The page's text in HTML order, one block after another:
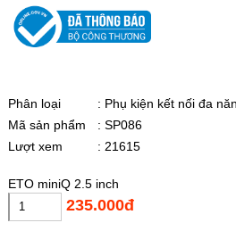
Phân loại
: Phụ kiện kết nối đa
Mã sản phẩm
: SP086
Lượt xem
: 21615
ETO miniQ 2.5 inch
235.000đ